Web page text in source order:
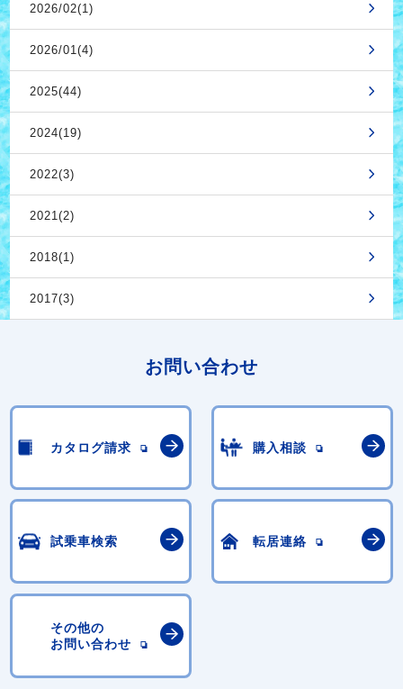
2026/02(1)
2026/01(4)
2025(44)
2024(19)
2022(3)
2021(2)
2018(1)
2017(3)
お問い合わせ
カタログ請求 購入相談
試乗車検索 転居連絡
その他の
お問い合わせ